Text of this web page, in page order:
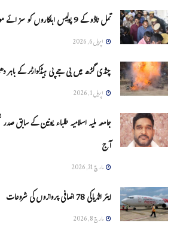
تمل ناڈو کے 9 پولیس اہلکاروں کو سزائے موت
اپریل 6, 2026
چنڈی گڑھ میں بی جے پی ہیڈکوارٹر کے باہر
اپریل 1, 2026
جامعہ ملیہ اسلامیہ طلباء یونین کے سابق
آج
مارچ 31, 2026
ایئر انڈیاکی 78 اضافی پروازوں کی شروعات
مارچ 8, 2026